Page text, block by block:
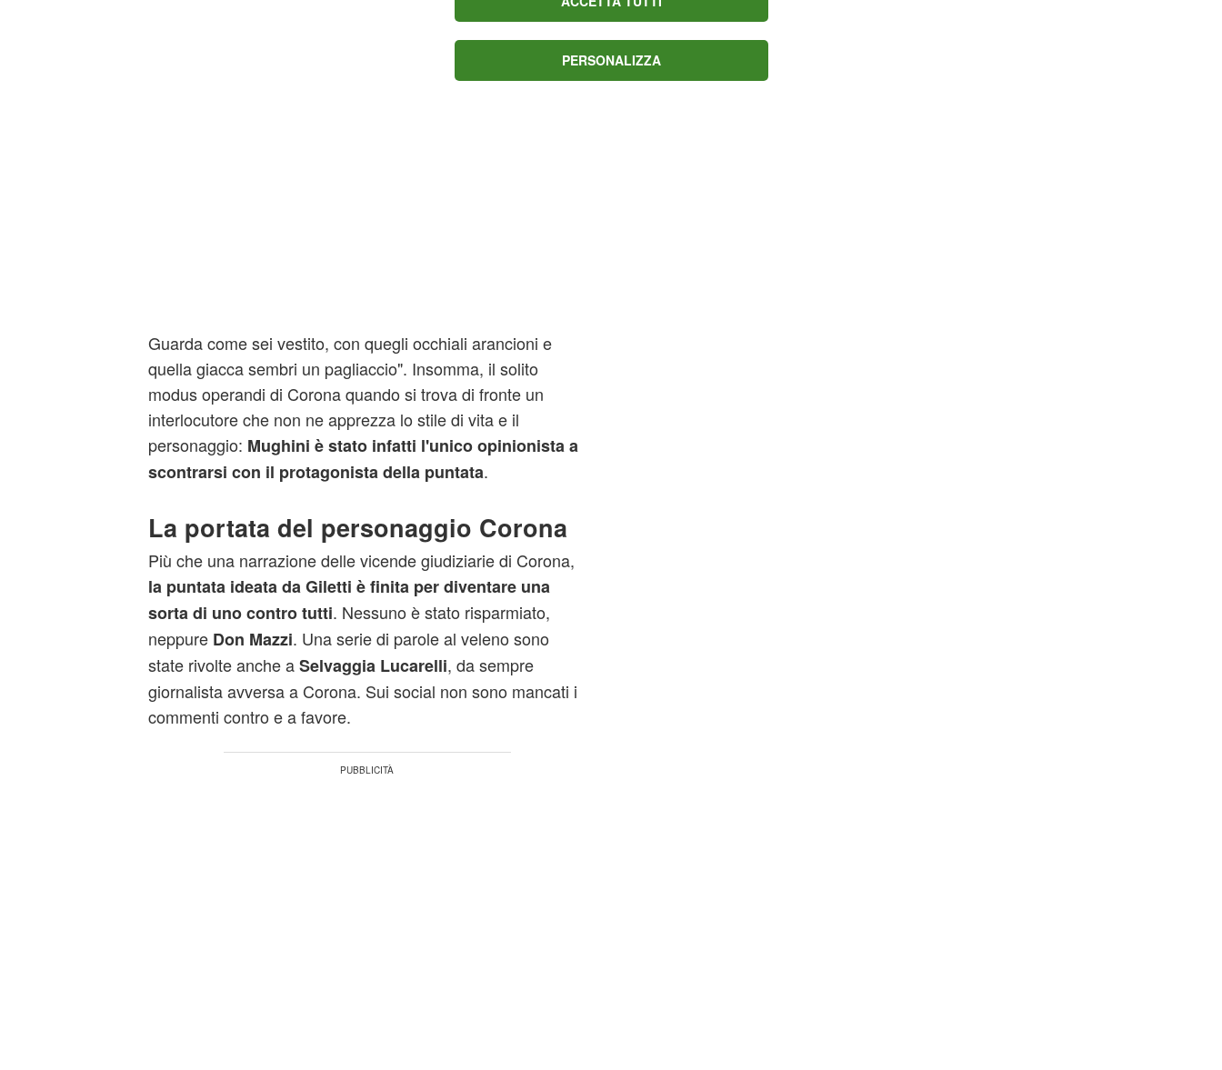
Guarda come sei vestito, con quegli occhiali arancioni e
quella giacca sembri un pagliaccio". Insomma, il solito
modus operandi di Corona quando si trova di fronte un
interlocutore che non ne apprezza lo stile di vita e il
personaggio: Mughini è stato infatti l'unico opinionista a
scontrarsi con il protagonista della puntata.
La portata del personaggio Corona
Più che una narrazione delle vicende giudiziarie di Corona,
la puntata ideata da Giletti è finita per diventare una
sorta di uno contro tutti. Nessuno è stato risparmiato,
neppure Don Mazzi. Una serie di parole al veleno sono
state rivolte anche aSelvaggia Lucarelli, da sempre
giornalista avversa a Corona. Sui social non sono mancati i
commenti contro e a favore.
PERSONALIZZA